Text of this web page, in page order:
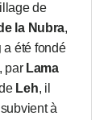
de
la Nubra,
a été fondé
par Lama
Leh, il
à